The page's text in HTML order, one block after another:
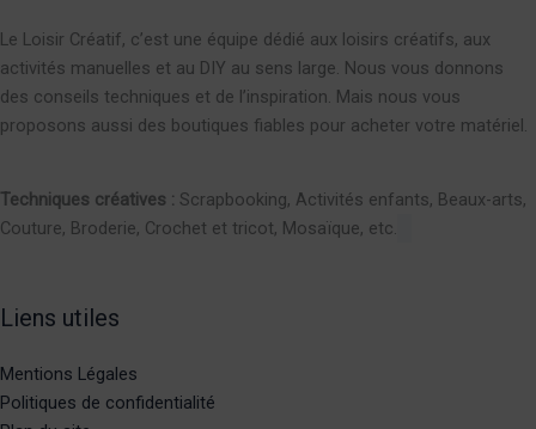
Le Loisir Créatif, c’est une équipe dédié aux loisirs créatifs, aux
activités manuelles et au DIY au sens large. Nous vous donnons
des conseils techniques et de l’inspiration. Mais nous vous
proposons aussi des boutiques fiables pour acheter votre matériel.
Techniques créatives : Scrapbooking, Activités enfants, Beaux-arts,
Couture, Broderie, Crochet et tricot, Mosaïque, etc.
Liens utiles
Mentions Légales
Politiques de confidentialité